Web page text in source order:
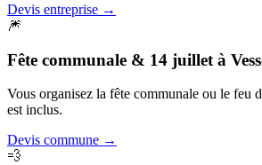
Devis entreprise →
🎆
Fête communale & 14 juillet à
Vous organisez la fête communale ou le feu
est inclus.
Devis commune →
💨